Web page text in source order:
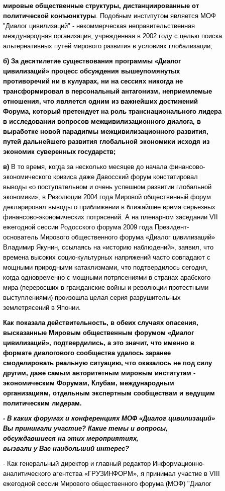
мировые общественные структуры, дистанциированные от
политической конъюнктуры. Подобным институтом является МОФ
"Диалог цивилизаций" - некоммерческая неправительственная
международная организация, учрежденная в 2002 году с целью поиска
альтернативных путей мирового развития в условиях глобализации;
б) За десятилетие существования программы «Диалог
цивилизаций» процесс обсуждения вышеупомянутых
противоречий ни в кулуарах, ни на сессиях никогда не
трансформировал в персональный антагонизм, неприемлемые
отношения, что является одним из важнейших достижений
Форума, который претендует на роль транснационального лидера
в исследовании вопросов межцивилизационного диалога, в
выработке новой парадигмы межцивилизационного развития,
путей дальнейшего развития глобальной экономики исходя из
экономик суверенных государств;
в) В то время, когда за несколько месяцев до начала финансово-
экономического кризиса даже Давосский форум констатировал
выводы «о поступательном и очень успешном развитии глобальной
экономики», в Резолюции 2004 года Мировой общественный форум
декларировал выводы о приближении в ближайшее время серьезных
финансово-экономических потрясений. А на пленарном заседании VII
ежегодной сессии Родосского форума 2009 года Президент-
основатель Мирового общественного форума «Диалог цивилизаций»
Владимир Якунин, ссылаясь на «историю наблюдений», заявил, что
времена высоких социо-культурных напряжений часто совпадают с
мощными природными катаклизмами, что подтвердилось сегодня,
когда одновременно с мощными потрясениями в странах арабского
мира (переросших в гражданские войны и революции протестными
выступлениями) произошла целая серия разрушительных
землетрясений в Японии.
Как показала действительность, в обеих случаях опасения,
высказанные Мировым общественным форумом «Диалог
цивилизаций», подтвердились, а это значит, что именно в
формате диалогового сообщества удалось заранее
смоделировать реальную ситуацию, что оказалось не под силу
другим, даже самым авторитетным мировым институтам -
экономическим Форумам, Клубам, международным
организациям, отдельным экспертным сообществам и ведущим
политическим лидерам.
- В каких форумах и конференциях МОФ «Диалог цивилизаций»
Вы принимали участие? Какие темы и вопросы,
обсуждавшиеся на этих мероприятиях,
вызвали у Вас наибольший интерес?
- Как генеральный директор и главный редактор Информационно-
аналитического агентства «ГРУЗИНФОРМ», я принимал участие в VIII
ежегодной сессии Мирового общественного форума (МОФ) "Диалог